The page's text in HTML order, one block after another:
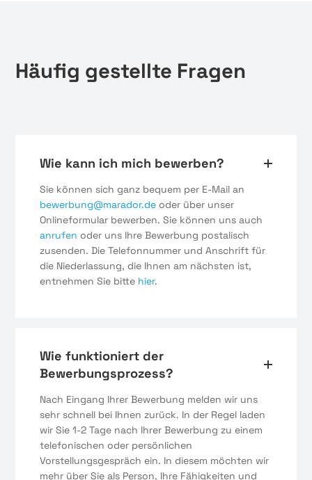
Häufig gestellte Fragen
Wie kann ich mich bewerben?
Sie können sich ganz bequem per E-Mail an
bewerbung@marador.de oder über unser
Onlineformular bewerben. Sie können uns auch
anrufen oder uns Ihre Bewerbung postalisch
zusenden. Die Telefonnummer und Anschrift für
die Niederlassung, die Ihnen am nächsten ist,
entnehmen Sie bitte hier.
Wie funktioniert der
Bewerbungsprozess?
Nach Eingang Ihrer Bewerbung melden wir uns
sehr schnell bei Ihnen zurück. In der Regel laden
wir Sie 1-2 Tage nach Ihrer Bewerbung zu einem
telefonischen oder persönlichen
Vorstellungsgespräch ein. In diesem möchten wir
mehr über Sie als Person, Ihre Fähigkeiten und